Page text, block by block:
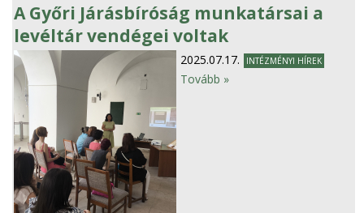
A Győri Járásbíróság munkatársai a
levéltár vendégei voltak
2025.07.17. INTÉZMÉNYI HÍREK
Tovább »